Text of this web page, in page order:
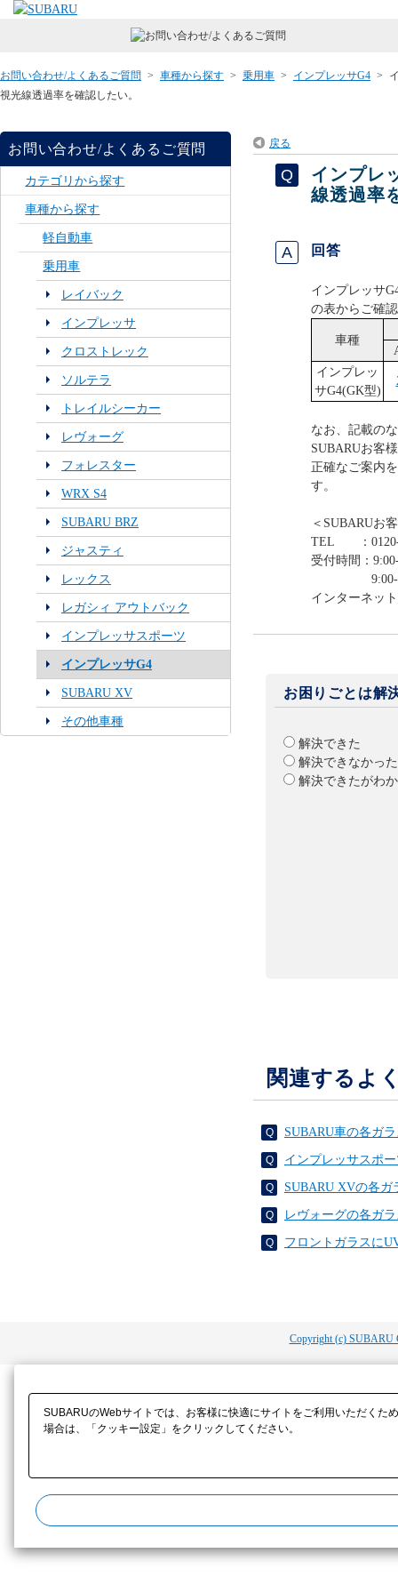
お問い合わせ/よくあるご質問 > 車種から探す > 乗用車 > インプレッサG4 >
視光線透過率を確認したい。
お問い合わせ/よくあるご質問
カテゴリから探す
車種から探す
軽自動車
乗用車
レイバック
インプレッサ
クロストレック
ソルテラ
トレイルシーカー
レヴォーグ
フォレスター
WRX S4
SUBARU BRZ
ジャスティ
レックス
レガシィ アウトバック
インプレッサスポーツ
インプレッサG4
SUBARU XV
その他車種
戻る
インプレ
線透過率
回答
インプレッサ
の表からご確
車種
インプレッ
サG4(GK型)
なお、記載の
SUBARUお客
正確なご案内
す。
＜SUBARUお
TEL ：0120-
受付時間：
9:00-12:00
インターネッ
お困りごとは解
解決できた
解決できなかった
解決できたがわ
関連するよ
SUBARU車の各ガ
インプレッサスポ
SUBARU XVの各
レヴォーグの各ガ
フロントガラスに
Copyright (c) SUBARU
SUBARUのWebサイトでは、お客様に快適にサイトをご利用いただく
場合は、「クッキー設定」をクリックしてください。​